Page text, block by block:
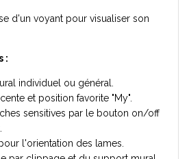
d'un voyant pour visualiser son
:
individuel ou général.
et position favorite "My".
sensitives par le bouton on/off
l'orientation des lames.